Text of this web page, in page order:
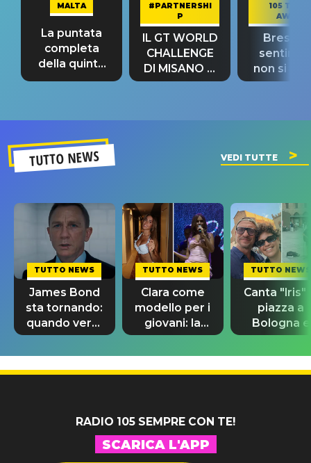
MALTA
La puntata
completa
della quinta
tappa
#PARTNERSHI
P
IL GT WORLD
CHALLENGE
DI MISANO si
riconferma
105 TAKE
AWAY
Bresh:
non si
fino alla
TUTTO NEWS VEDI TUTTE
TUTTO NEWS
James Bond
sta tornando:
quando verrà
svelato il
nuovo 007
TUTTO NEWS
Clara come
modello per i
giovani: la
dedica
dell'ex
professore
TUTTO NEWS
Canta "Iris"
piazza a
Bologna e
spunta
Antonacci
RADIO 105 SEMPRE CON TE!
SCARICA L'APP